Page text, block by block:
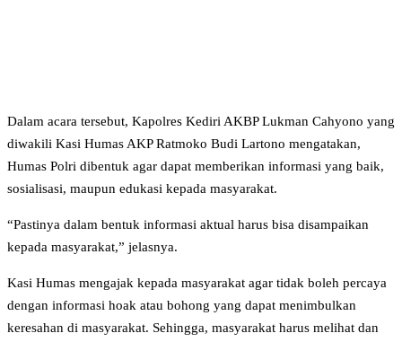
Dalam acara tersebut, Kapolres Kediri AKBP Lukman Cahyono yang
diwakili Kasi Humas AKP Ratmoko Budi Lartono mengatakan,
Humas Polri dibentuk agar dapat memberikan informasi yang baik,
sosialisasi, maupun edukasi kepada masyarakat.
“Pastinya dalam bentuk informasi aktual harus bisa disampaikan
kepada masyarakat,” jelasnya.
Kasi Humas mengajak kepada masyarakat agar tidak boleh percaya
dengan informasi hoak atau bohong yang dapat menimbulkan
keresahan di masyarakat. Sehingga, masyarakat harus melihat dan